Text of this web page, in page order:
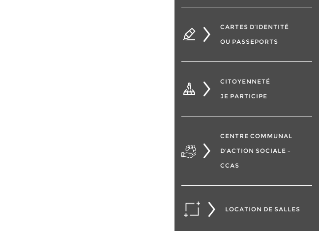
CARTES D’IDENTITÉ
OU PASSEPORTS
CITOYENNETÉ
JE PARTICIPE
CENTRE COMMUNAL
D’ACTION SOCIALE –
CCAS
LOCATION DE SALLES